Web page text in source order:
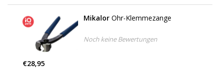
Mikalor Ohr-Klemmezange
Noch keine Bewertungen
€28,95